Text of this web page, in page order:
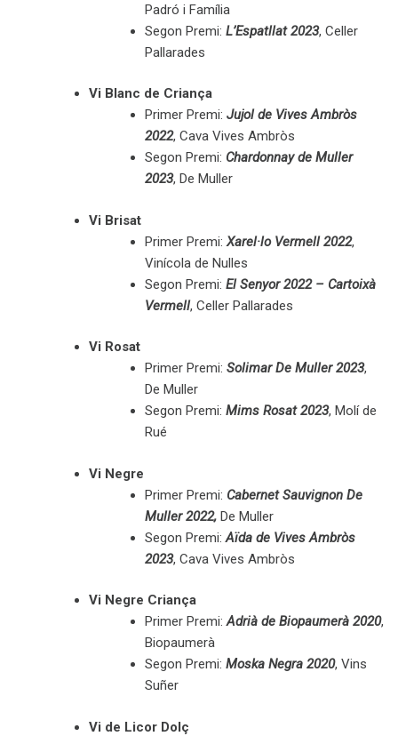
Padró i Família
Segon Premi: L’Espatllat 2023, Celler
Pallarades
Vi Blanc de Criança
Primer Premi: Jujol de Vives Ambròs
2022, Cava Vives Ambròs
Segon Premi: Chardonnay de Muller
2023, De Muller
Vi Brisat
Primer Premi:Xarel·lo Vermell 2022,
Vinícola de Nulles
Segon Premi: El Senyor 2022 – Cartoixà
Vermell, Celler Pallarades
Vi Rosat
Primer Premi: Solimar De Muller 2023,
De Muller
Segon Premi: Mims Rosat 2023, Molí de
Rué
Vi Negre
Primer Premi: Cabernet Sauvignon De
Muller 2022, De Muller
Segon Premi:Aïda de Vives Ambròs
2023, Cava Vives Ambròs
Vi Negre Criança
Primer Premi:Adrià de Biopaumerà 2020,
Biopaumerà
Segon Premi: Moska Negra 2020, Vins
Suñer
Vi de Licor Dolç